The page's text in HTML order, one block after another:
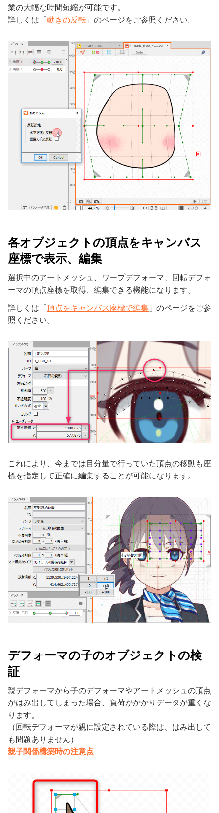
業の大幅な時間短縮が可能です。
詳しくは「 動きの反転 」のページをご参照ください。
各オブジェクトの頂点をキャンバス
座標で表示、編集
選択中のアートメッシュ、ワープデフォーマ、回転デフォ
ーマの頂点座標を取得、編集できる機能になります。
詳しくは「 頂点をキャンバス座標で編集 」のページをご参
照ください。
これにより、今までは目分量で行っていた頂点の移動も座
標を指定して正確に編集することが可能になります。
デフォーマの子のオブジェクトの検
証
親デフォーマから子のデフォーマやアートメッシュの頂点
がはみ出してしまった場合、負荷がかかりデータが重くな
ります。
（回転デフォーマが親に設定されている際は、はみ出して
も問題ありません）
親子関係構築時の注意点